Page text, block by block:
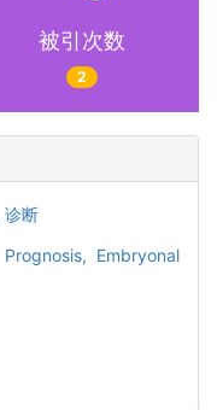
被引次数
2
诊断
Prognosis, Embryonal